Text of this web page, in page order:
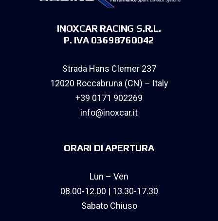
INOXCAR RACING S.R.L.
P. IVA 03698760042
Strada Hans Clemer 237
12020 Roccabruna (CN) – Italy
+39 0171 902269
info@inoxcar.it
ORARI DI APERTURA
Lun – Ven
08.00-12.00 | 13.30-17.30
Sabato Chiuso